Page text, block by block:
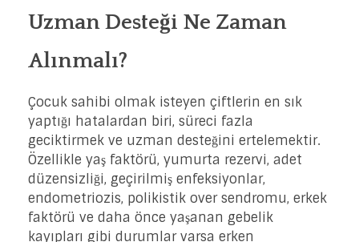
Uzman Desteği Ne Zaman
Alınmalı?
Çocuk sahibi olmak isteyen çiftlerin en sık
yaptığı hatalardan biri, süreci fazla
geciktirmek ve uzman desteğini ertelemektir.
Özellikle yaş faktörü, yumurta rezervi, adet
düzensizliği, geçirilmiş enfeksiyonlar,
endometriozis, polikistik over sendromu, erkek
faktörü ve daha önce yaşanan gebelik
kayıpları gibi durumlar varsa erken